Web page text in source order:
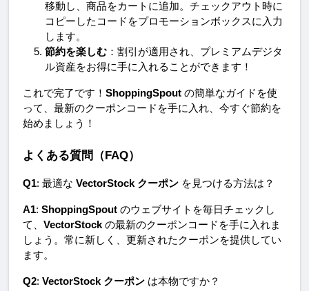
移動し、商品をカートに追加。チェックアウト時に
コピーしたコードをプロモーションボックスに入力
します。
節約を楽しむ ：割引が適用され、プレミアムデジタ
ル資産をお得に手に入れることができます！
これで完了です！ ShoppingSpout の簡単なガイドを使
って、最新のクーポンコードを手に入れ、今すぐ節約を
始めましょう！
よくある質問（FAQ）
Q1: 最適な VectorStock クーポン を見つける方法は？
A1: ShoppingSpout のウェブサイトを毎日チェックし
て、 VectorStock の最新のクーポンコードを手に入れま
しょう。常に新しく、更新されたクーポンを提供してい
ます。
Q2: VectorStock クーポン は本物ですか？